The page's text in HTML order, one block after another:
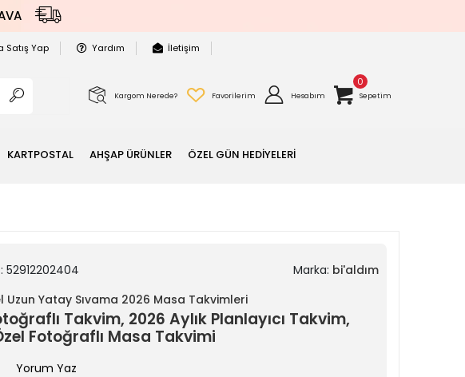
Satış Yap Yardım İletişim
Kargom Nerede? Favorilerim Hesabım
0
Sepetim
KARTPOSTAL AHŞAP ÜRÜNLER ÖZEL GÜN HEDİYELERİ
52912202404 Marka: bi'aldım
Uzun Yatay Sıvama 2026 Masa Takvimleri
Takvim, 2026 Aylık Planlayıcı Takvim,
Fotoğraflı Masa Takvimi
Yorum Yaz